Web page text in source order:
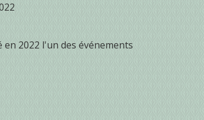
2022 l'un des événements